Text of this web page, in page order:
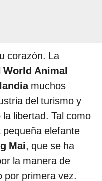
corazón. La
World Animal
muchos
del turismo y
libertad. Tal como
pequeña elefante
Mai, que se ha
la manera de
por primera vez.